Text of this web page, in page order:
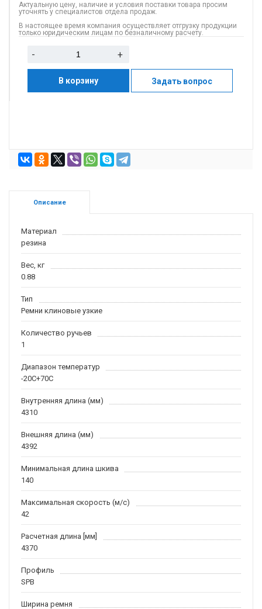
Актуальную цену, наличие и условия поставки товара просим
уточнять у специалистов отдела продаж.
В настоящее время компания осуществляет отгрузку продукции
только юридическим лицам по безналичному расчету.
- +
В корзину Задать вопрос
Описание
Материал
резина
Вес, кг
0.88
Тип
Ремни клиновые узкие
Количество ручьев
1
Диапазон температур
-20С+70С
Внутренняя длина (мм)
4310
Внешняя длина (мм)
4392
Минимальная длина шкива
140
Максимальная скорость (м/c)
42
Расчетная длина [мм]
4370
Профиль
SPB
Ширина ремня